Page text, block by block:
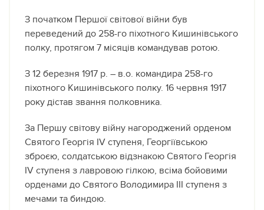
З початком Першої світової війни був
переведений до 258-го піхотного Кишинівського
полку, протягом 7 місяців командував ротою.
З 12 березня 1917 р. – в.о. командира 258-го
піхотного Кишинівського полку. 16 червня 1917
року дістав звання полковника.
За Першу світову війну нагороджений орденом
Святого Георгія IV ступеня, Георгіївською
зброєю, солдатською відзнакою Святого Георгія
IV ступеня з лавровою гілкою, всіма бойовими
орденами до Святого Володимира ІІІ ступеня з
мечами та биндою.